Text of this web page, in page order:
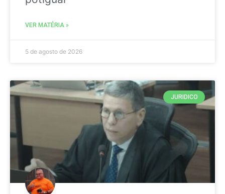
VER MATÉRIA »
5 de agosto de 2026
JURIDICO